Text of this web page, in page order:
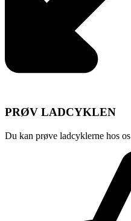
PRØV LADCYKLEN
Du kan prøve ladcyklerne hos os